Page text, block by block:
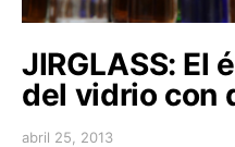
JIRGLASS: El
del vidrio con
abril 25, 2013